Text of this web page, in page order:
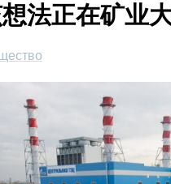
法正在矿业